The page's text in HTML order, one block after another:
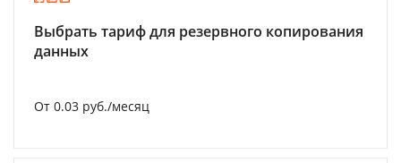
Выбрать тариф для резервного копирования
данных
От 0.03 руб./месяц